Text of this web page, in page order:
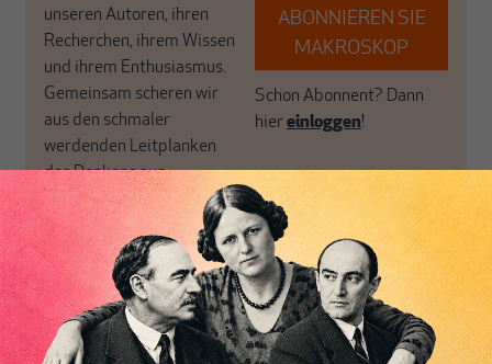
unseren Autoren, ihren
Recherchen, ihrem Wissen
und ihrem Enthusiasmus.
Gemeinsam scheren wir
aus den schmaler
werdenden Leitplanken
des Denkens aus.
ABONNIEREN SIE
MAKROSKOP
Schon Abonnent? Dann
hiereinloggen!
Jörg Bibowlehrt seit 2006 am Skidmore College im US-Bundesstaat
New York mit den Schwerpunkten Internationale Finanzen,